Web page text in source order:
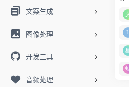
文案生成
图像处理
开发工具
音频处理